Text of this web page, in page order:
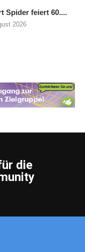
Spider feiert 60....
2026
die